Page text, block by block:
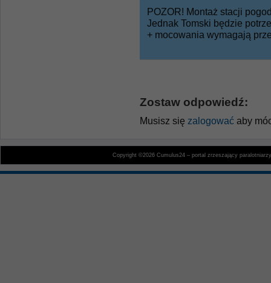
POZOR! Montaż stacji
Jednak Tomski będzie
+ mocowania wymagają
Zostaw odpowiedź:
Musisz się zalogować aby
Copyright ©2026 Cumulus24 – portal zrzeszający